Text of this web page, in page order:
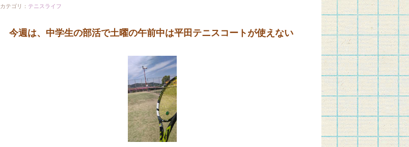
カテゴリ： テニスライフ
今週は、中学生の部活で土曜の午前中は平田テニスコートが使えない